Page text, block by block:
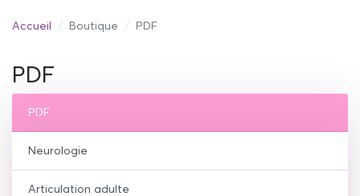
Accueil Boutique PDF
PDF
PDF
Neurologie
Articulation adulte